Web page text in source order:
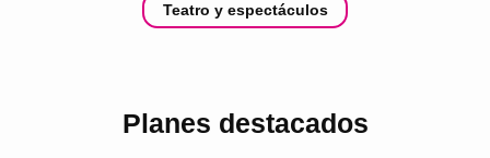
Teatro y espectáculos
Planes destacados